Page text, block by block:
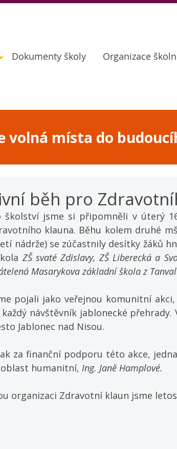
Dokumenty školy Organizace
volná místa do
běh pro
školství jsme si připomněli v úterý
klauna. Běhu kolem druhé
nádrže) se zúčastnily desítky žáků
ZŠ svaté Zdislavy, ZŠ Liberecká a
Masarykova základní škola z
pojali jako veřejnou komunitní
návštěvník jablonecké
Jablonec nad Nisou.
za finanční podporu této akce,
humanitní, Ing. Janě Hamplové.
organizaci Zdravotní klaun jsme